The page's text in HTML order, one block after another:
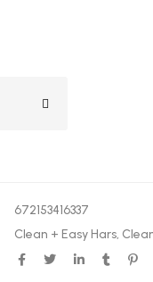
672153416337
Clean + Easy Hars,